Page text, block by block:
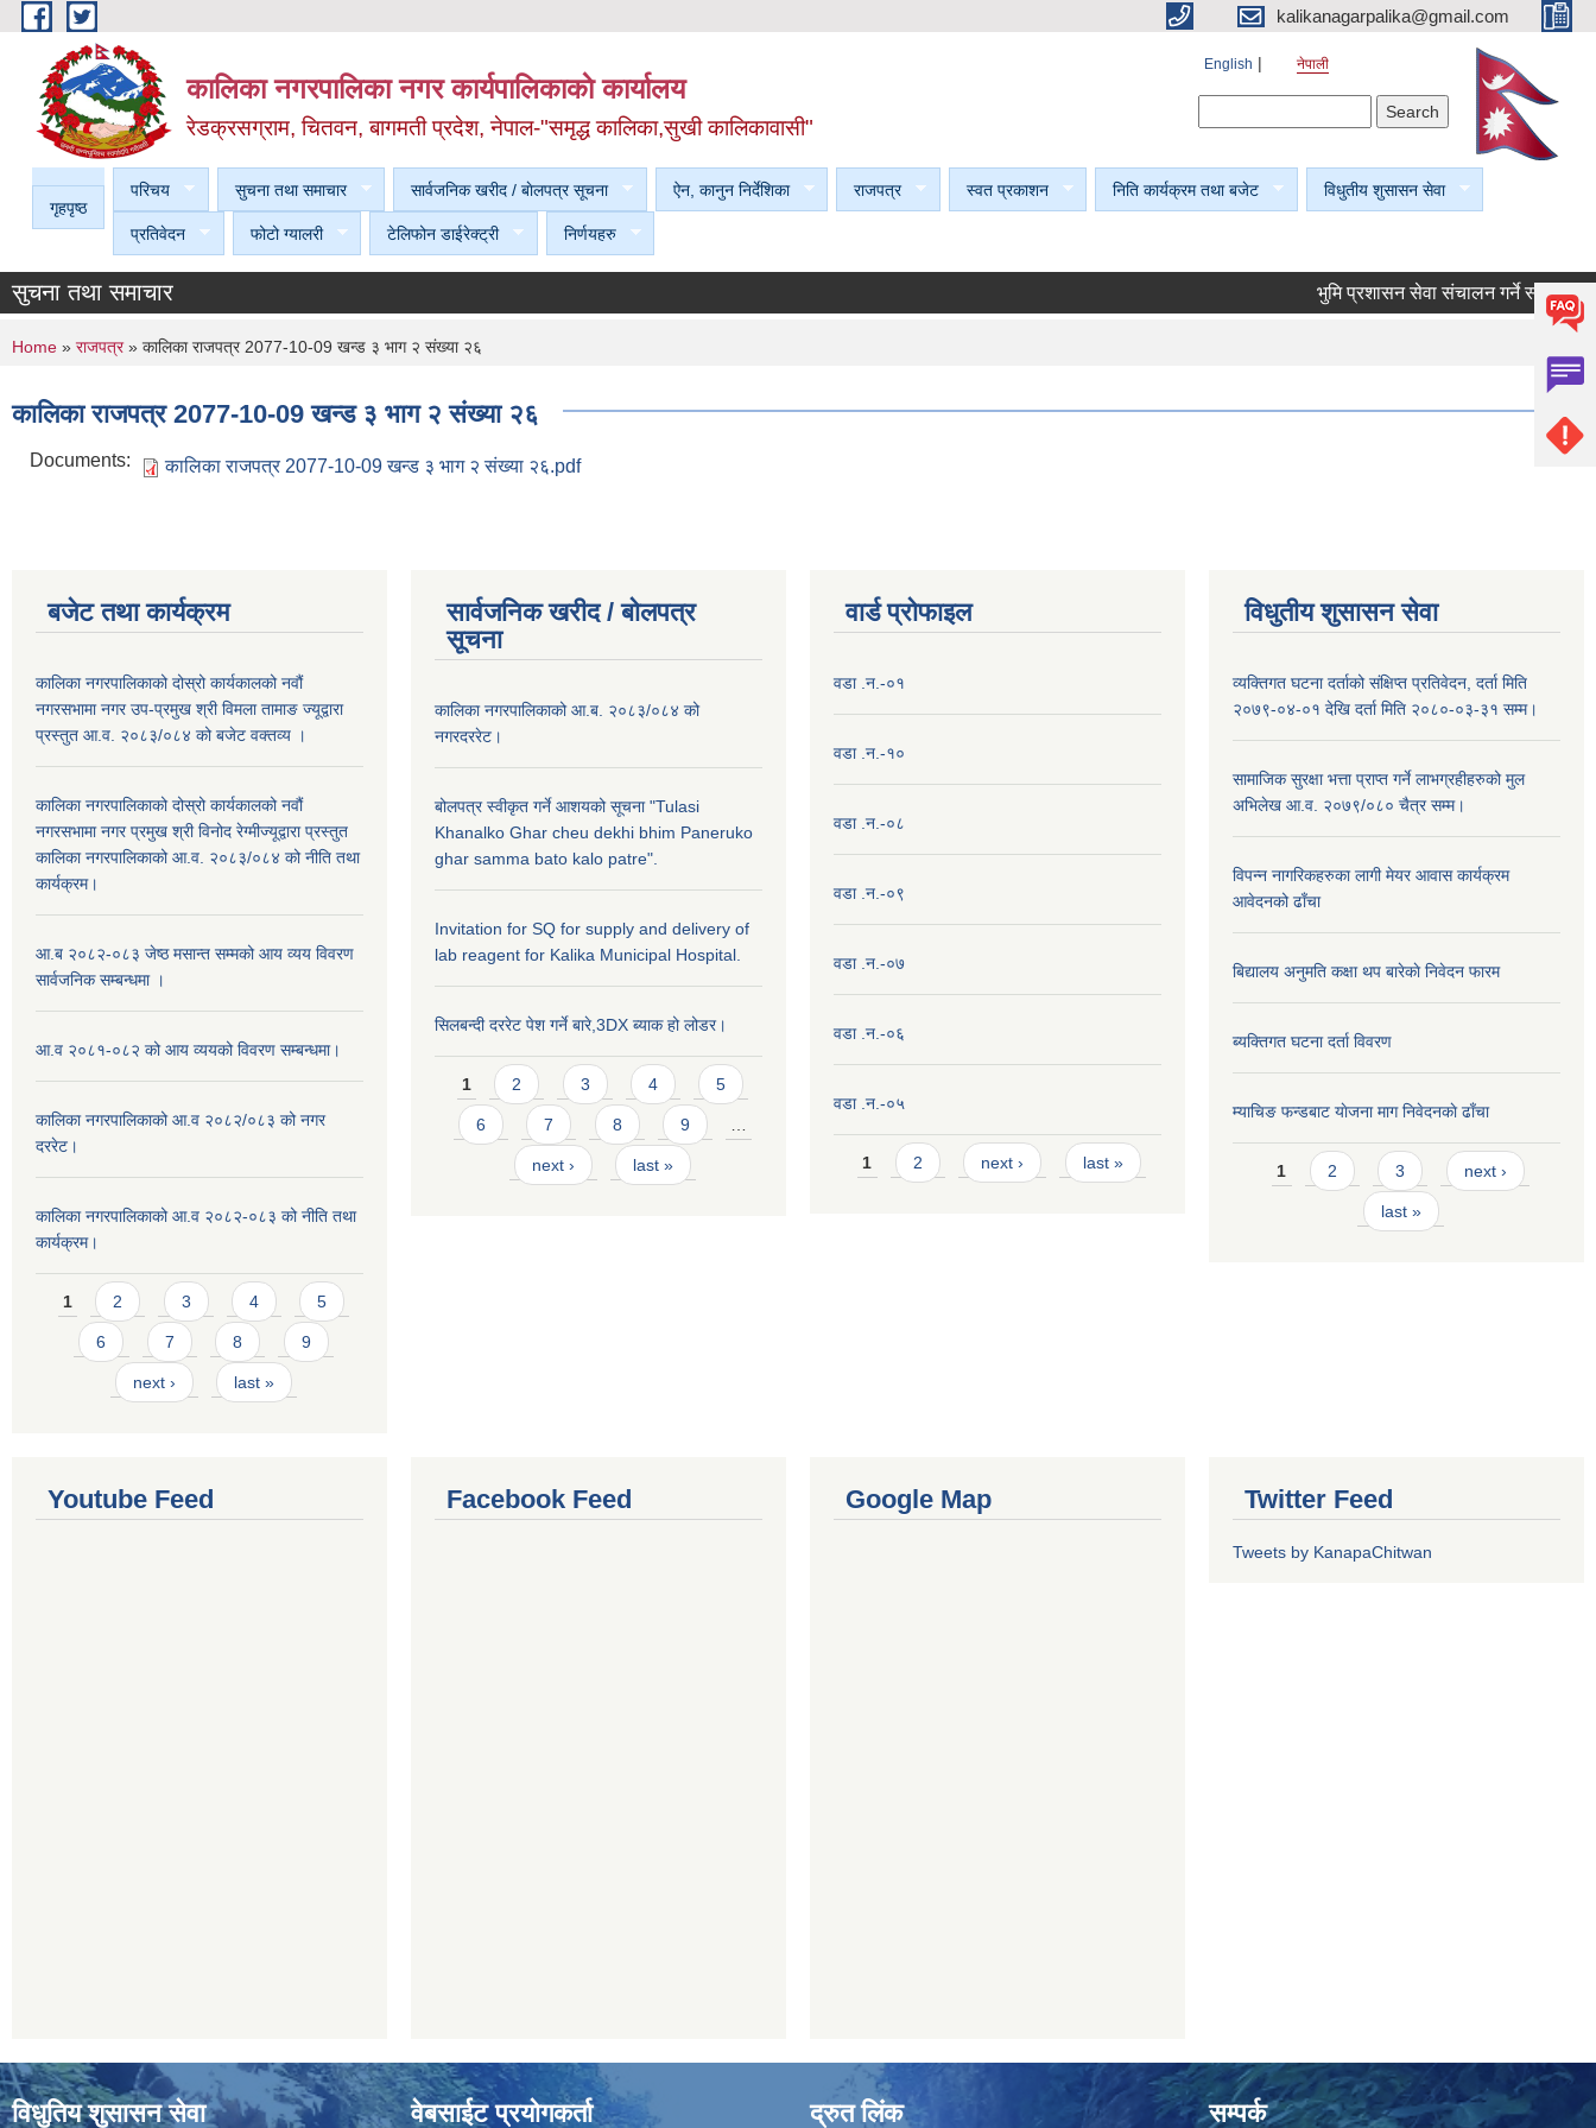
Skip to main content kalikanagarpalika@gmail.com
कालिका नगरपालिका नगर कार्यपालिकाकाे कार्यालय
रेडक्रसग्राम, चितवन, बागमती प्रदेश, नेपाल-"समृद्ध कालिका,सुखी कालिकावासी"
English नेपाली
गृहपृष्ठ
परिचय सुचना तथा समाचार सार्वजनिक खरीद / बाेलपत्र सूचना ऐन, कानुन निर्देशिका राजपत्र स्वत प्रकाशन निति कार्यक्रम तथा बजेट विधुतीय शुसासन सेवा
प्रतिवेदन फोटो ग्यालरी टेलिफोन डाईरेक्ट्री निर्णयहरु
सुचना तथा समाचार भुमि प्रशासन सेवा संचालन गर्ने सम्बन्धी सूचना।
You are here
Home » राजपत्र» कालिका राजपत्र 2077-10-09 खन्ड ३ भाग २ संख्या २६
कालिका राजपत्र 2077-10-09 खन्ड ३ भाग २ संख्या २६
Documents: कालिका राजपत्र 2077-10-09 खन्ड ३ भाग २ संख्या २६.pdf
बजेट तथा कार्यक्रम
कालिका नगरपालिकाको दोस्रो कार्यकालको नवौं
नगरसभामा नगर उप-प्रमुख श्री विमला तामाङ ज्यूद्वारा
प्रस्तुत आ.व. २०८३/०८४ को बजेट वक्तव्य ।
कालिका नगरपालिकाको दोस्रो कार्यकालको नवौं
नगरसभामा नगर प्रमुख श्री विनोद रेग्मीज्यूद्वारा प्रस्तुत
कालिका नगरपालिकाको आ.व. २०८३/०८४ को नीति तथा
कार्यक्रम।
आ.ब २०८२-०८३ जेष्ठ मसान्त सम्मको आय व्यय विवरण
सार्वजनिक सम्बन्धमा ।
आ.व २०८१-०८२ को आय व्ययको विवरण सम्बन्धमा।
कालिका नगरपालिकाको आ.व २०८२/०८३ को नगर
दररेट।
कालिका नगरपालिकाको आ.व २०८२-०८३ को नीति तथा
कार्यक्रम।
Pages
1 2 3 4 5
6 7 8 9
next › last »
सार्वजनिक खरीद / बाेलपत्र
सूचना
कालिका नगरपालिकाको आ.ब. २०८३/०८४ को
नगरदररेट।
बोलपत्र स्वीकृत गर्ने आशयको सूचना "Tulasi
Khanalko Ghar cheu dekhi bhim Paneruko
ghar samma bato kalo patre".
Invitation for SQ for supply and delivery of
lab reagent for Kalika Municipal Hospital.
सिलबन्दी दररेट पेश गर्ने बारे,3DX ब्याक हो लोडर।
Pages
1 2 3 4 5
6 7 8 9
next › last »
वार्ड प्राेफाइल
वडा .न.-०१
वडा .न.-१०
वडा .न.-०८
वडा .न.-०९
वडा .न.-०७
वडा .न.-०६
वडा .न.-०५
Pages
1 2 next › last »
विधुतीय शुसासन सेवा
व्यक्तिगत घटना दर्ताको संक्षिप्त प्रतिवेदन, दर्ता मिति
२०७९-०४-०१ देखि दर्ता मिति २०८०-०३-३१ सम्म।
सामाजिक सुरक्षा भत्ता प्राप्त गर्ने लाभग्रहीहरुको मुल
अभिलेख आ.व. २०७९/०८० चैत्र सम्म।
विपन्न नागरिकहरुका लागी मेयर आवास कार्यक्रम
आवेदनको ढाँचा
बिद्यालय अनुमति कक्षा थप बारेकाे निवेदन फारम
ब्यक्तिगत घटना दर्ता विवरण
म्याचिङ फन्डबाट याेजना माग निवेदनकाे ढाँचा
Pages
1 2 3 next ›
last »
Youtube Feed Facebook Feed Google Map Twitter Feed
Tweets by KanapaChitwan
विधुतिय शुसासन सेवा वेबसाईट प्रयोगकर्ता द्रुत लिंक सम्पर्क